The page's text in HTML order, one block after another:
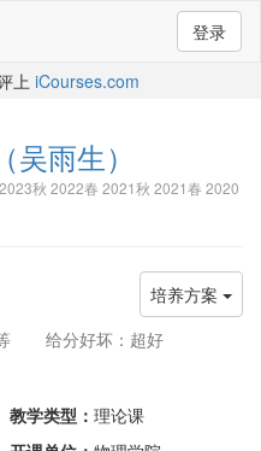
登录
上 iCourses.com
（吴雨生）
秋 2022春 2021秋 2021春 2020
培养方案
给分好坏：超好
教学类型： 理论课